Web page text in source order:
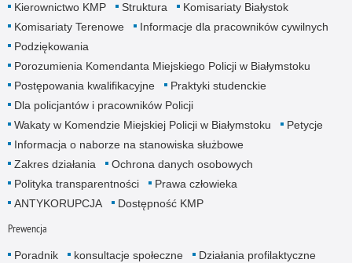
Kierownictwo KMP Struktura
Komisariaty Białystok
Komisariaty Terenowe
Informacje dla pracowników cywilnych
Podziękowania
Porozumienia Komendanta Miejskiego Policji w Białymstoku
Postępowania kwalifikacyjne
Praktyki studenckie
Dla policjantów i pracowników Policji
Wakaty w Komendzie Miejskiej Policji w Białymstoku
Petycje
Informacja o naborze na stanowiska służbowe
Zakres działania
Ochrona danych osobowych
Polityka transparentności
Prawa człowieka
ANTYKORUPCJA
Dostępność KMP
Prewencja
Poradnik konsultacje społeczne
Działania profilaktyczne